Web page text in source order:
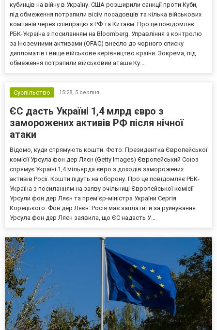
кубинців на війну в Україну. США розширили санкції проти Куби,
під обмеження потрапили вісім посадовців та кілька військових
компаній через співпрацю з РФ та Китаєм. Про це повідомляє
РБК-Україна з посиланням на Bloomberg. Управління з контролю
за іноземними активами (OFAC) внесло до чорного списку
дипломатів і вище військове керівництво країни. Зокрема, під
обмеження потрапили військовий аташе Ку...
Суспільство 15:28, 5 серпня
ЄС дасть Україні 1,4 млрд євро з
заморожених активів РФ після нічної
атаки
Відомо, куди спрямують кошти. Фото: Президентка Європейської
комісії Урсула фон дер Ляєн (Getty Images) Європейський Союз
спрямує Україні 1,4 мільярда євро з доходів заморожених
активів Росії. Кошти підуть на оборону. Про це повідомляє РБК-
Україна з посиланням на заяву очільниці Європейської комісії
Урсули фон дер Ляєн та прем'єр-міністра України Сергія
Корецького. Фон дер Ляєн: Росія має заплатити за руйнування
Урсула фон дер Ляєн заявила, що ЄС надасть У...